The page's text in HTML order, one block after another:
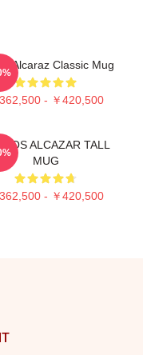
Alcaraz Classic Mug
- ￥420,500
ALCAZAR TALL
MUG
- ￥420,500